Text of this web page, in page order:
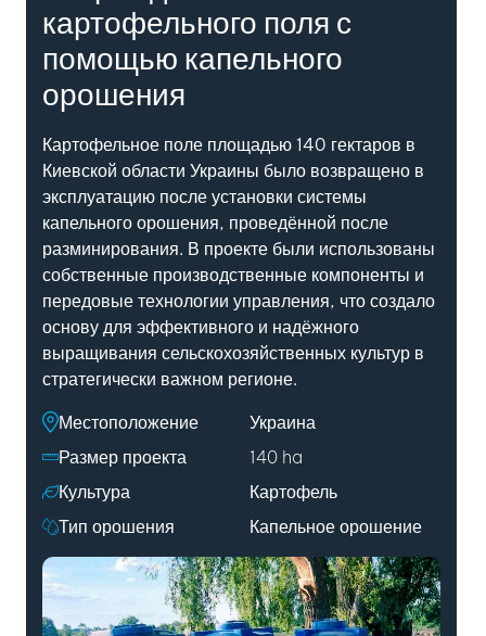
картофельного поля с
помощью капельного
орошения
Картофельное поле площадью 140 гектаров в
Киевской области Украины было возвращено в
эксплуатацию после установки системы
капельного орошения, проведённой после
разминирования. В проекте были использованы
собственные производственные компоненты и
передовые технологии управления, что создало
основу для эффективного и надёжного
выращивания сельскохозяйственных культур в
стратегически важном регионе.
Местоположение
Украина
Размер проекта
140 ha
Культура
Картофель
Тип орошения
Капельное орошение